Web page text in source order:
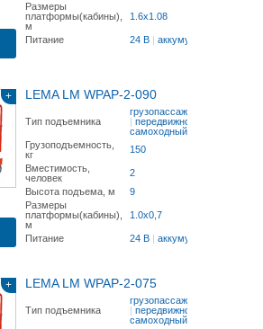
Размеры
платформы(кабины),
м
1.6x1.08
Питание 24 В | аккумулятор
+ LEMA LM WPAP-2-090
Тип подъемника
грузопассажирский
| передвижной
самоходный
Грузоподъемность,
кг
150
Вместимость,
человек
2
Высота подъема, м
9
Размеры
платформы(кабины),
м
1.0x0,7
Питание 24 В | аккумулятор
+ LEMA LM WPAP-2-075
Тип подъемника
грузопассажирский
| передвижной
самоходный